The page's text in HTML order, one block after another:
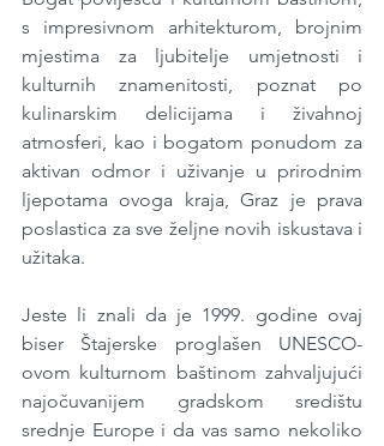
s impresivnom arhitekturom, brojnim
mjestima za ljubitelje umjetnosti i
kulturnih znamenitosti, poznat po
kulinarskim delicijama i živahnoj
atmosferi, kao i bogatom ponudom za
aktivan odmor i uživanje u prirodnim
ljepotama ovoga kraja, Graz je prava
poslastica za sve željne novih iskustava i
užitaka.
Jeste li znali da je 1999. godine ovaj
biser Štajerske proglašen UNESCO-
ovom kulturnom baštinom zahvaljujući
najočuvanijem gradskom središtu
srednje Europe i da vas samo nekoliko